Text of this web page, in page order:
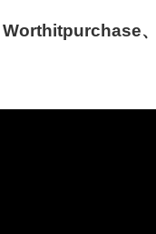
Worthitpurchase